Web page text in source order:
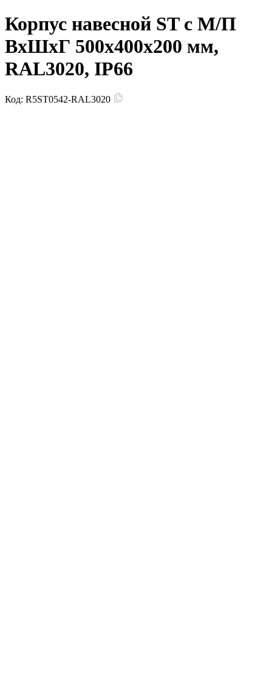
Корпус навесной ST с М/П
ВxШxГ 500x400x200 мм,
RAL3020, IP66
Код: R5ST0542-RAL3020